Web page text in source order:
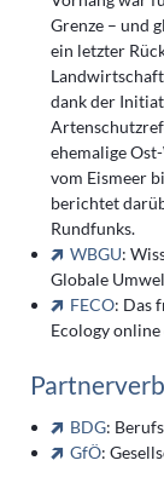
Grenze – und
ein letzter
dank der
ehemalige
vom Eismeer
berichtet
Rundfunks.
WBGU:
Globale
FECO: Das
Ecology
BDG:
GfÖ: